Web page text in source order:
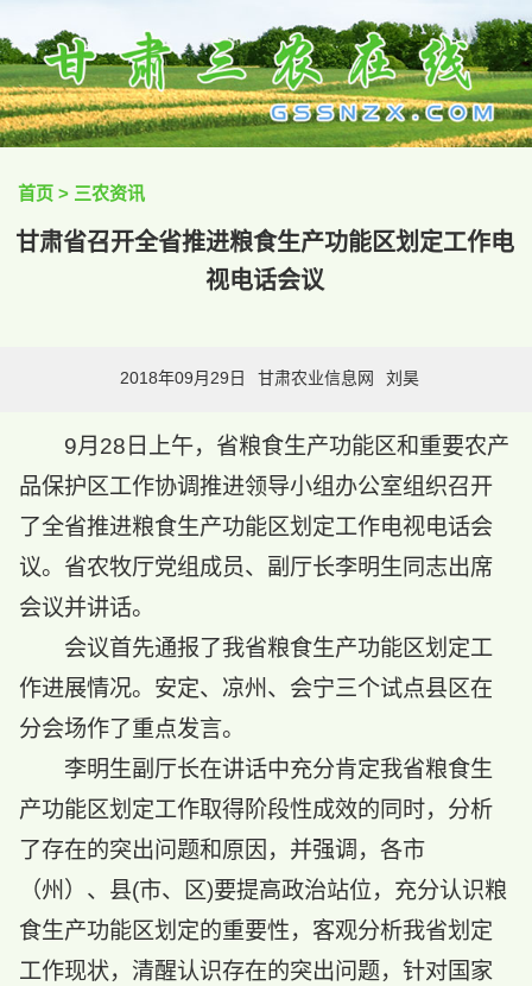
首页 > 三农资讯
甘肃省召开全省推进粮食生产功能区划定工作电
视电话会议
2018年09月29日 甘肃农业信息网 刘昊
9月28日上午，省粮食生产功能区和重要农产
品保护区工作协调推进领导小组办公室组织召开
了全省推进粮食生产功能区划定工作电视电话会
议。省农牧厅党组成员、副厅长李明生同志出席
会议并讲话。
会议首先通报了我省粮食生产功能区划定工
作进展情况。安定、凉州、会宁三个试点县区在
分会场作了重点发言。
李明生副厅长在讲话中充分肯定我省粮食生
产功能区划定工作取得阶段性成效的同时，分析
了存在的突出问题和原因，并强调，各市
（州）、县(市、区)要提高政治站位，充分认识粮
食生产功能区划定的重要性，客观分析我省划定
工作现状，清醒认识存在的突出问题，针对国家